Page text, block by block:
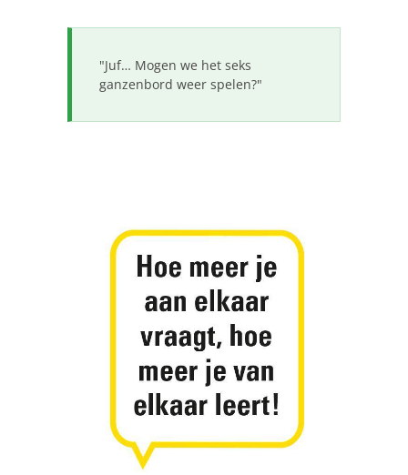
"Juf… Mogen we het seks
ganzenbord weer spelen?"